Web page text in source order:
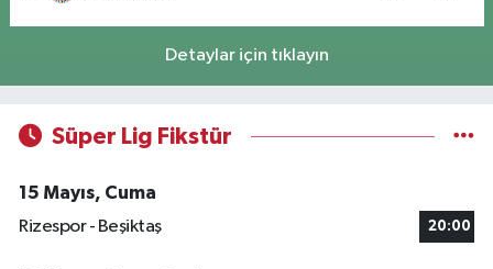
Detaylar için tıklayın
Süper Lig Fikstür
15 Mayıs, Cuma
Rizespor - Beşiktaş
20:00